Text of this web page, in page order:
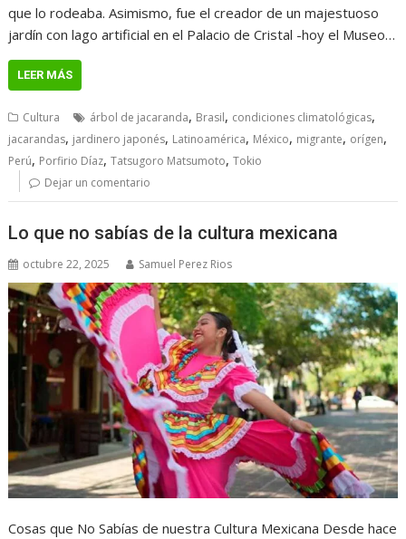
que lo rodeaba. Asimismo, fue el creador de un majestuoso
jardín con lago artificial en el Palacio de Cristal -hoy el Museo…
LEER MÁS
Cultura árbol de jacaranda, Brasil, condiciones climatológicas,
jacarandas, jardinero japonés, Latinoamérica, México, migrante, orígen,
Perú, Porfirio Díaz,Tatsugoro Matsumoto,Tokio
Dejar un comentario
Lo que no sabías de la cultura mexicana
octubre 22, 2025 Samuel Perez Rios
Cosas que No Sabías de nuestra Cultura Mexicana Desde hace